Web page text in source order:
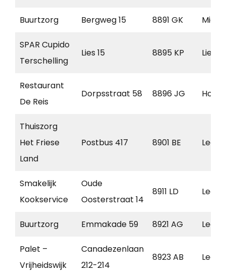
Buurtzorg Bergweg 15 8891 GK
SPAR Cupido
Terschelling
Lies 15 8895 KP Lies
Restaurant
De Reis
Dorpsstraat 58 8896 JG Hoorn
Thuiszorg
Het Friese
Land
Postbus 417 8901 BE
Smakelijk
Kookservice
Oude
Oosterstraat 14
8911 LD
Buurtzorg Emmakade 59 8921 AG
Palet –
Vrijheidswijk
Canadezenlaan
212-214
8923 AB